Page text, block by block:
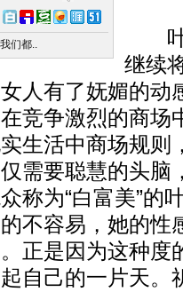
们都..
叶
继续
人有了妩媚的动
竞争激烈的商场
生活中商场规则
需要聪慧的头脑
称为“白富美”的
不容易，她的性
正是因为这种度
自己的一片天。